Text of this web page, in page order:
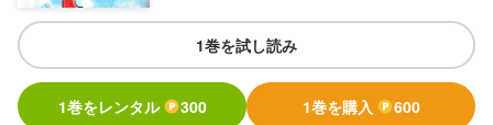
1巻を試し読み
1巻をレンタル 300 1巻を購入 600